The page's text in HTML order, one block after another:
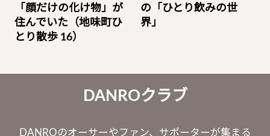
「顔だけの化け物」が
住んでいた（地味町ひ
とり散歩 16）
の「ひとり飲みの世
界」
DANROクラブ
DANROのオーサーやファン、サポーターが集まる